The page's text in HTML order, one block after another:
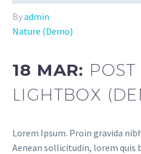
Byadmin
Nature (Demo)
18 MAR:
LIGHTBOX
Lorem Ipsum. Proin gravida
Aenean sollicitudin, lorem quis